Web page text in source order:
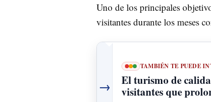
Uno de los principales
visitantes durante los meses
→
TAMBIÉN TE PUEDE
El turismo de
visitantes que